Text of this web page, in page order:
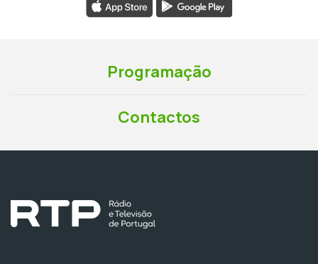
Programação
Contactos